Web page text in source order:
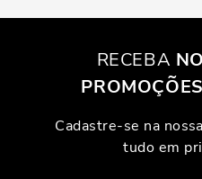
RECEBA
PROMOÇÕES
Cadastre-se na nossa
tudo em